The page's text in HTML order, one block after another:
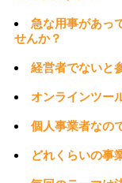
急な用事があっ
せんか？
経営者でないと
オンラインツー
個人事業者なの
どれくらいの事